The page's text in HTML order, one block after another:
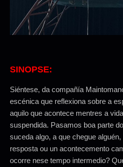
SINOPSE:
Siéntese, da compañía
escénica que reflexiona sobre a
aquilo que acontece mentres a
suspendida. Pasamos boa parte
suceda algo, a que chegue
resposta ou un acontecemento
ocorre nese tempo intermedio?